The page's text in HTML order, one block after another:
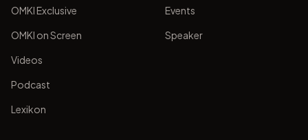
OMKI Exclusive
OMKI on Screen
Videos
Podcast
Lexikon
Events
Speaker